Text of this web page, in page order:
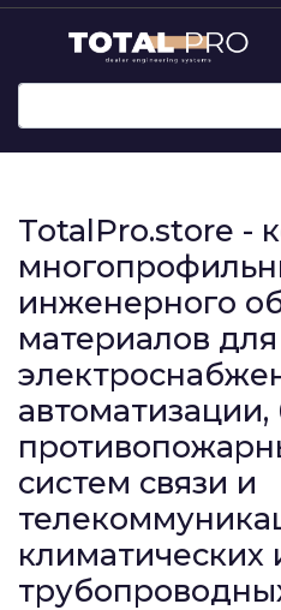
TotalPro.store -
инженерного
материалов
автоматизации,
систем связи и
климатических